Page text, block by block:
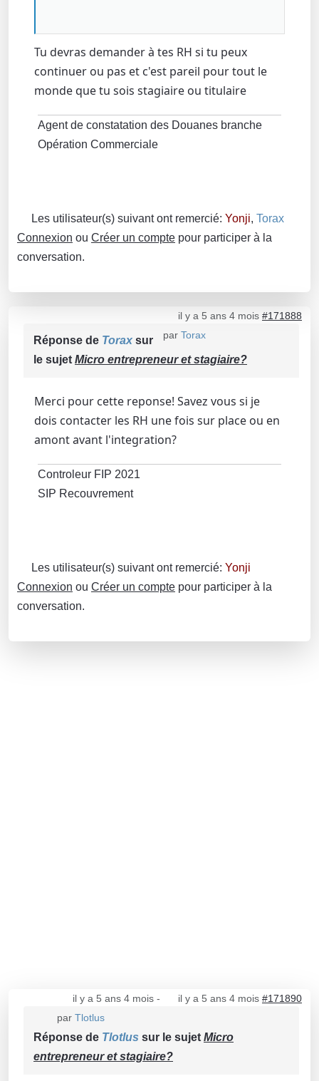
Tu devras demander à tes RH si tu peux
continuer ou pas et c'est pareil pour tout le
monde que tu sois stagiaire ou titulaire
Agent de constatation des Douanes branche
Opération Commerciale
Les utilisateur(s) suivant ont remercié: Yonji, Torax
Connexion ou Créer un compte pour participer à la
conversation.
il y a 5 ans 4 mois #171888
par Torax
Réponse de Torax sur
le sujet Micro entrepreneur et stagiaire?
Merci pour cette reponse! Savez vous si je
dois contacter les RH une fois sur place ou en
amont avant l'integration?
Controleur FIP 2021
SIP Recouvrement
Les utilisateur(s) suivant ont remercié: Yonji
Connexion ou Créer un compte pour participer à la
conversation.
il y a 5 ans 4 mois- il y a 5 ans 4 mois #171890
par Tlotlus
Réponse de Tlotlus sur le sujet Micro
entrepreneur et stagiaire?